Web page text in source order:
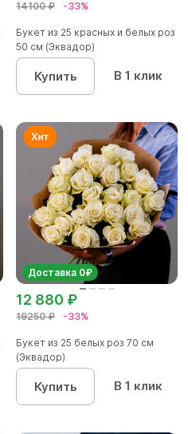
14100 ₽ -33%
Букет из 25 красных и белых роз
50 см (Эквадор)
Купить В 1 клик
Доставка 0₽
19250 ₽ -33%
12 880 ₽
Букет из 25 белых роз 70 см
(Эквадор)
Купить В 1 клик